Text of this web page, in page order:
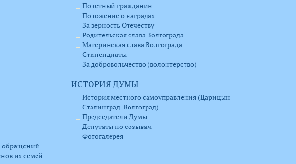
обращений
их семей
Почетный гражданин
Положение о наградах
За верность Отечеству
Родительская слава Волгограда
Материнская слава Волгограда
Стипендиаты
За добровольчество (волонтерство)
ИСТОРИЯ ДУМЫ
История местного самоуправления (Царицын-
Сталинград-Волгоград)
Председатели Думы
Депутаты по созывам
Фотогалерея